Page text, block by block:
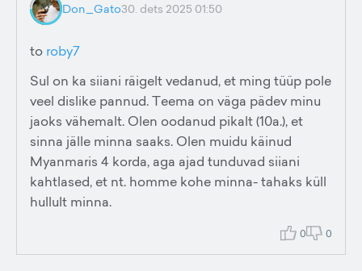
Don_Gato30. dets 2025 01:50
to roby7
Sul on ka siiani räigelt vedanud, et ming tüüp pole
veel dislike pannud. Teema on väga pädev minu
jaoks vähemalt. Olen oodanud pikalt (10a.), et
sinna jälle minna saaks. Olen muidu käinud
Myanmaris 4 korda, aga ajad tunduvad siiani
kahtlased, et nt. homme kohe minna- tahaks küll
hullult minna.
0 0